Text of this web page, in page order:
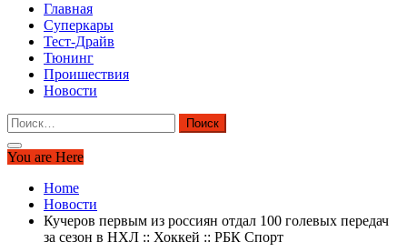
Главная
Суперкары
Тест-Драйв
Тюнинг
Проишествия
Новости
Найти:
You are Here
Home
Новости
Кучеров первым из россиян отдал 100 голевых передач
за сезон в НХЛ :: Хоккей :: РБК Спорт